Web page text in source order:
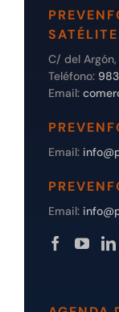
SATÉLITE
C/ del
Teléfono:
Email:
Email:
Email: